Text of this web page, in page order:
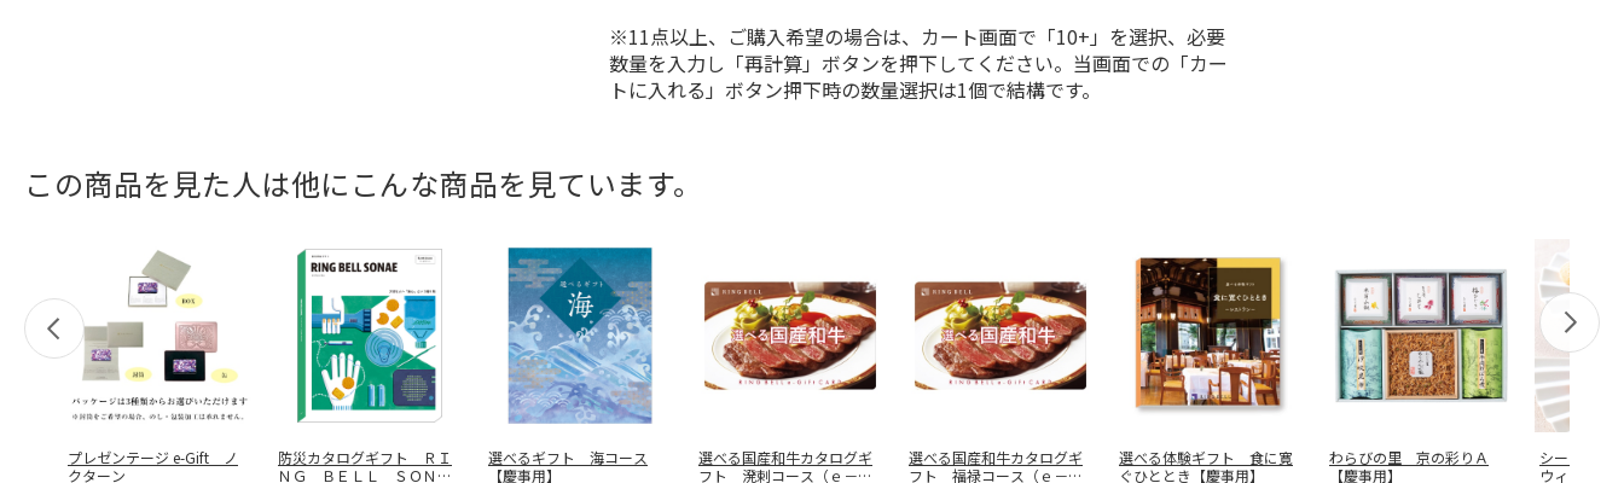
※11点以上、ご購入希望の場合は、カート画面で「10+」を選択、必要
数量を入力し「再計算」ボタンを押下してください。当画面での「カー
トに入れる」ボタン押下時の数量選択は1個で結構です。
この商品を見た人は他にこんな商品を見ています。
プレゼンテージ e-Gift ノ
クターン
防災カタログギフト ＲＩ
ＮＧ ＢＥＬＬ ＳＯＮＡ
選べるギフト 海コース
【慶事用】
選べる国産和牛カタログギ
フト 溌剌コース（ｅ－Ｇ
選べる国産和牛カタログギ
フト 福禄コース（ｅ－Ｇ
選べる体験ギフト 食に寛
ぐひととき【慶事用】
わらびの里 京の彩りＡ
【慶事用】
シーキュー
ウィートア